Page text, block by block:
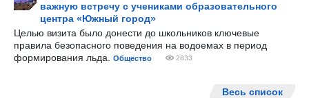
важную встречу с учениками образовательного
центра «Южный город»
Целью визита было донести до школьников ключевые
правила безопасного поведения на водоемах в период
формирования льда.
Общество 2833
Весь список